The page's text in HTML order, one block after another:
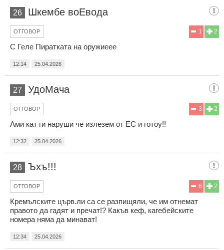
26 Шкембе воЕвода
2
1
ОТГОВОР
С Геле Пиратката на оружиеее
12:14 25.04.2026
27 УдоМача
2
3
ОТГОВОР
Ами кат ги наруши че излезем от ЕС и готоу!!
12:32 25.04.2026
28 Ъхъ!!!
2
6
ОТГОВОР
Кремълските църв.ли са се разпищяли, че им отнемат
правото да гадят и пречат!? Какъв кеф, кагебейските
номера няма да минават!
12:34 25.04.2026